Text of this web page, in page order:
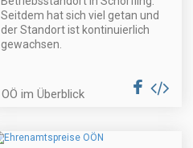
Seitdem hat sich viel getan und
der Standort ist kontinuierlich
gewachsen.
OÖ im Überblick